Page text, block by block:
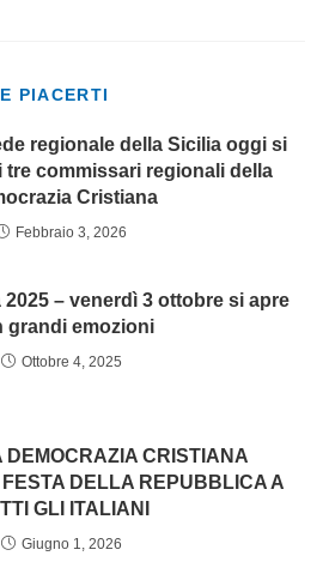
PIACERTI
regionale della Sicilia oggi si
commissari regionali della
Cristiana
Febbraio 3, 2026
2025 – venerdì 3 ottobre si apre
grandi emozioni
Ottobre 4, 2025
DEMOCRAZIA CRISTIANA
DELLA REPUBBLICA A
GLI ITALIANI
Giugno 1, 2026